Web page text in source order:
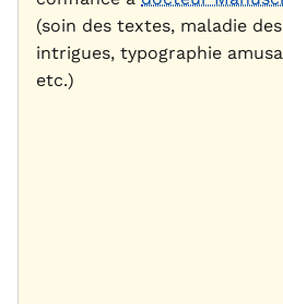
(soin des textes, maladie des
intrigues, typographie
etc.)